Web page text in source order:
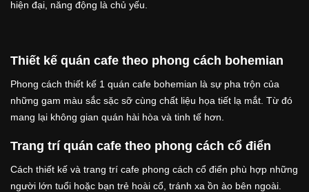
hiện đại, năng động là chủ yếu.
Thiết kế quán cafe theo phong cách bohemian
Phong cách thiết kế 1 quán cafe bohemian là sự pha trộn của
những gam màu sắc sặc sỡ cùng chất liệu họa tiết lạ mắt. Từ đó
mang lại không gian quán hài hòa và tinh tế hơn.
Trang trí quán cafe theo phong cách cổ điển
Cách thiết kế và trang trí cafe phong cách cổ điển phù hợp những
người lớn tuổi hoặc bạn trẻ hoài cổ, tránh xa ồn ào bên ngoài.